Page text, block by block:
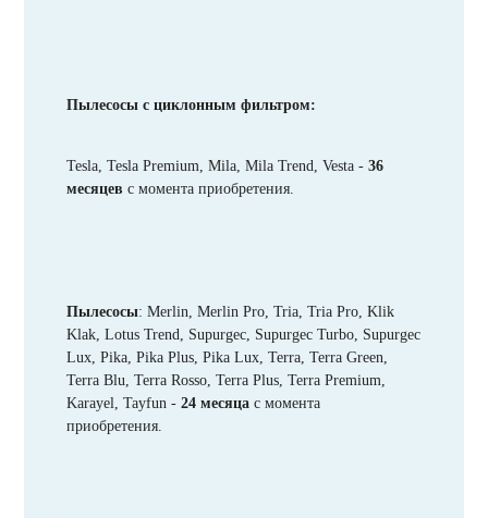
Пылесосы с циклонным фильтром:
Tesla, Tesla Premium, Mila, Mila Trend, Vesta - 36
месяцев с момента приобретения.
Пылесосы: Merlin, Merlin Pro, Tria, Tria Pro, Klik
Klak, Lotus Trend, Supurgec, Supurgec Turbo, Supurgec
Lux, Pika, Pika Plus, Pika Lux, Terra, Terra Green,
Terra Blu, Terra Rosso, Terra Plus, Terra Premium,
Karayel, Tayfun - 24 месяцас момента
приобретения.